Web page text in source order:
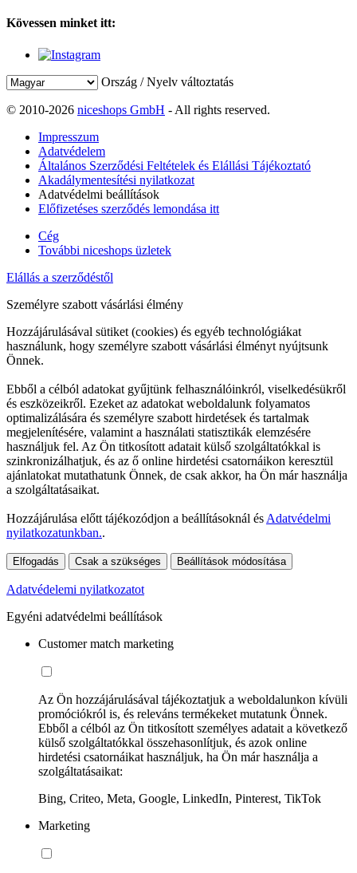
Kövessen minket itt:
Ország / Nyelv változtatás
© 2010-2026 niceshops GmbH - All rights reserved.
Impresszum
Adatvédelem
Általános Szerződési Feltételek és Elállási Tájékoztató
Akadálymentesítési nyilatkozat
Adatvédelmi beállítások
Előfizetéses szerződés lemondása itt
Cég
További niceshops üzletek
Elállás a szerződéstől
Személyre szabott vásárlási élmény
Hozzájárulásával sütiket (cookies) és egyéb technológiákat
használunk, hogy személyre szabott vásárlási élményt nyújtsunk
Önnek.
Ebből a célból adatokat gyűjtünk felhasználóinkról, viselkedésükről
és eszközeikről. Ezeket az adatokat weboldalunk folyamatos
optimalizálására és személyre szabott hirdetések és tartalmak
megjelenítésére, valamint a használati statisztikák elemzésére
használjuk fel. Az Ön titkosított adatait külső szolgáltatókkal is
szinkronizálhatjuk, és az ő online hirdetési csatornáikon keresztül
ajánlatokat mutathatunk Önnek, de csak akkor, ha Ön már használja
a szolgáltatásaikat.
Hozzájárulása előtt tájékozódjon a beállításoknál és Adatvédelmi
nyilatkozatunkban..
Elfogadás Csak a szükséges Beállítások módosítása
Adatvédelemi nyilatkozatot
Egyéni adatvédelmi beállítások
Customer match marketing
Az Ön hozzájárulásával tájékoztatjuk a weboldalunkon kívüli
promóciókról is, és releváns termékeket mutatunk Önnek.
Ebből a célból az Ön titkosított személyes adatait a következő
külső szolgáltatókkal összehasonlítjuk, és azok online
hirdetési csatornáikat használjuk, ha Ön már használja a
szolgáltatásaikat:
Bing, Criteo, Meta, Google, LinkedIn, Pinterest, TikTok
Marketing